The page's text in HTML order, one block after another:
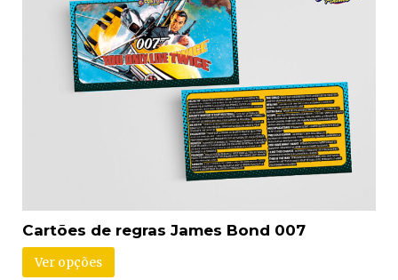
Cartões de regras James Bond 007
Ver opções